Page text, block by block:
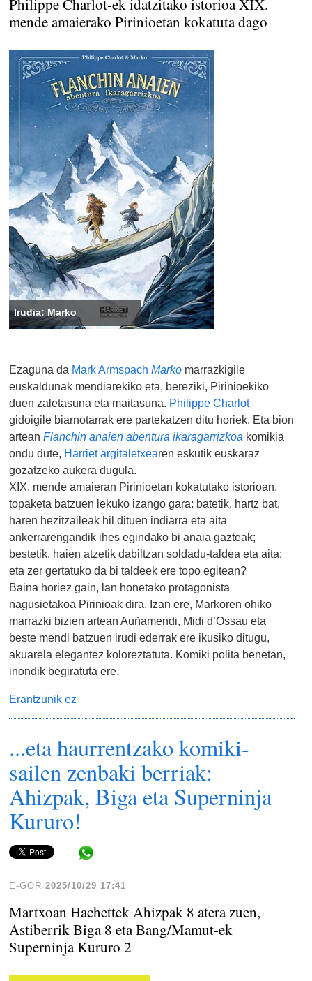
Philippe Charlot-ek idatzitako istorioa XIX.
mende amaierako Pirinioetan kokatuta dago
Irudia: Marko
Ezaguna da Mark ArmspachMarko marrazkigile
euskaldunak mendiarekiko eta, bereziki, Pirinioekiko
duen zaletasuna eta maitasuna. Philippe Charlot
gidoigile biarnotarrak ere partekatzen ditu horiek. Eta bion
arteanFlanchin anaien abentura ikaragarrizkoa komikia
ondu dute, Harriet argitaletxearen eskutik euskaraz
gozatzeko aukera dugula.
XIX. mende amaieran Pirinioetan kokatutako istorioan,
topaketa batzuen lekuko izango gara: batetik, hartz bat,
haren hezitzaileak hil dituen indiarra eta aita
ankerrarengandik ihes egindako bi anaia gazteak;
bestetik, haien atzetik dabiltzan soldadu-taldea eta aita;
eta zer gertatuko da bi taldeek ere topo egitean?
Baina horiez gain, lan honetako protagonista
nagusietakoa Pirinioak dira. Izan ere, Markoren ohiko
marrazki bizien artean Auñamendi, Midi d’Ossau eta
beste mendi batzuen irudi ederrak ere ikusiko ditugu,
akuarela elegantez koloreztatuta. Komiki polita benetan,
inondik begiratuta ere.
Erantzunik ez
...eta haurrentzako komiki-
sailen zenbaki berriak:
Ahizpak, Biga eta Superninja
Kururo!
E-GOR 2025/10/29 17:41
Martxoan Hachettek Ahizpak 8 atera zuen,
Astiberrik Biga 8 eta Bang/Mamut-ek
Superninja Kururo 2